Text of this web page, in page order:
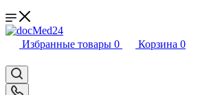
Избранные товары 0 Корзина 0